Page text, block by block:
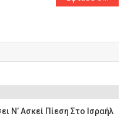
Ν’ Ασκεί Πίεση Στο Ισραήλ